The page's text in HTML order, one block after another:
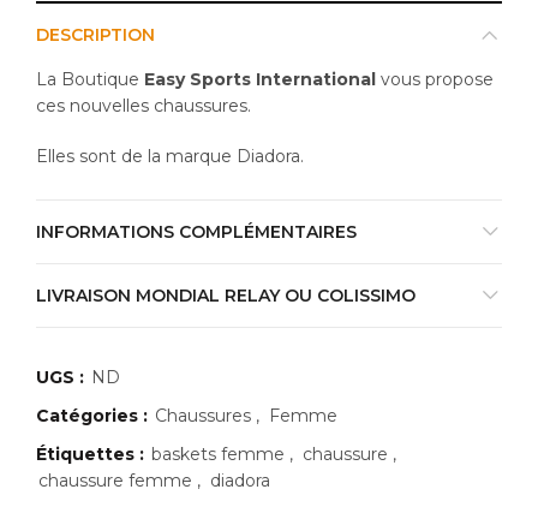
59,00€
DESCRIPTION
La Boutique Easy Sports International vous propose
ces nouvelles chaussures.
Elles sont de la marque Diadora.
INFORMATIONS COMPLÉMENTAIRES
LIVRAISON MONDIAL RELAY OU COLISSIMO
UGS : ND
Catégories : Chaussures , Femme
Étiquettes : baskets femme , chaussure ,
chaussure femme , diadora